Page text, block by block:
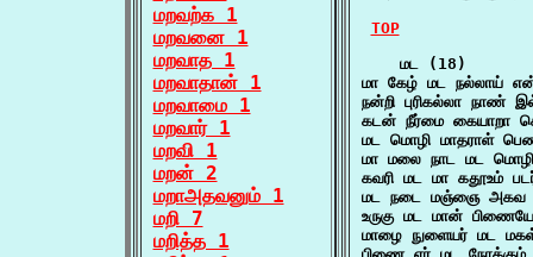
மறவற்க 1
மறவனை 1
மறவாத 1
மறவாதான் 1
மறவாமை 1
மறவார் 1
மறவி 1
மறன் 2
மறாஅதவனும் 1
மறி 7
மறித்த 1
TOP
    மட (18)
மா கேழ் மட நல்லாய்
நன்றி புரிகல்லா நாண்
கடன் நீர்மை கையாறா
மட மொழி மாதராள்
மா மலை நாட மட
கவரி மட மா கதூஉம்
மட நடை மஞ்ஞை அகவ
உருகு மட மான்
மாழை நுளையர் மட